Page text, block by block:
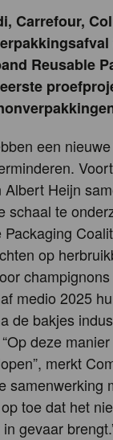
Carrefour,
Reusable
een
Heijn
schaal te
op
medio 2025
de bakjes
deze
merkt
samenwerking
toe dat het
gevaar